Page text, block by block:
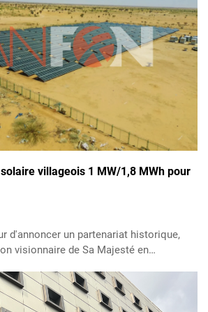
villageois 1 MW/1,8 MWh pour
d'annoncer un partenariat historique,
visionnaire de Sa Majesté en
fiable à la communauté du village de